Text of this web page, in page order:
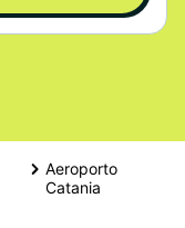
Aeroporto
Catania